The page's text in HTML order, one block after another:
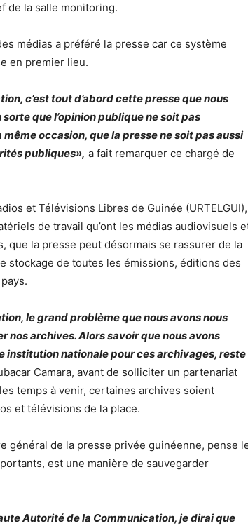
de la salle monitoring.
médias a préféré la presse car ce système
en premier lieu.
c’est tout d’abord cette presse que nous
que l’opinion publique ne soit pas
occasion, que la presse ne soit pas aussi
publiques», a fait remarquer ce chargé de
et Télévisions Libres de Guinée (URTELGUI),
de travail qu’ont les médias audiovisuels
que la presse peut désormais se rassurer de la
stockage de toutes les émissions, éditions des
le grand problème que nous avons nous
nos archives. Alors savoir que nous avons
nationale pour ces archivages, reste
Camara, avant de solliciter un partenariat
temps à venir, certaines archives soient
et télévisions de la place.
général de la presse privée guinéenne, pense
est une manière de sauvegarder
Autorité de la Communication, je dirai que